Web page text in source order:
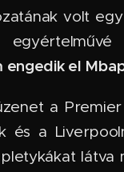
volt
engedik el
a
és a
látva